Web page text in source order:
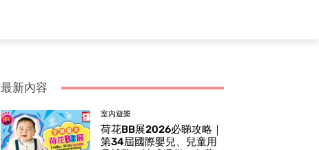
最新內容
室內遊樂
荷花BB展2026必睇攻略｜
第34屆國際嬰兒、兒童用